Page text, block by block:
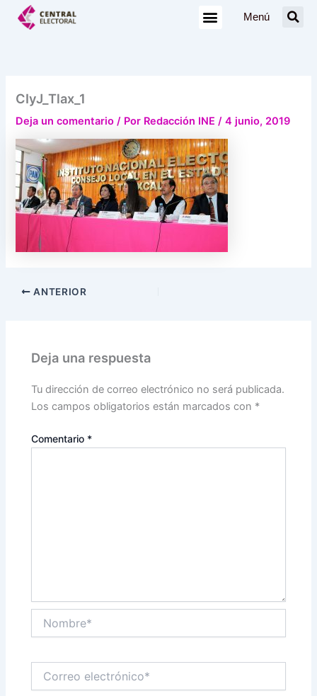
Menú
CIyJ_Tlax_1
Deja un comentario / Por Redacción INE/4 junio, 2019
ANTERIOR
Deja una respuesta
Tu dirección de correo electrónico no será publicada.
Los campos obligatorios están marcados con *
Comentario *
electrónico*